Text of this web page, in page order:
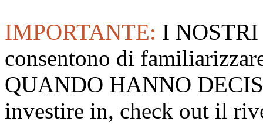
IMPORTANTE: I
consentono di
QUANDO HANNO
investire in, check out il